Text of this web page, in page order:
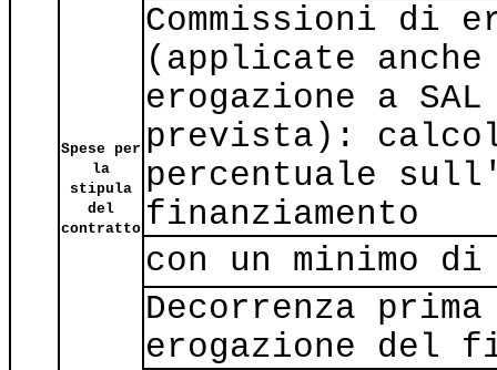
Spese per
la
stipula
del
contratto
Commissioni di
(applicate
erogazione a
prevista):
percentuale
finanziamento
con un minimo di
Decorrenza
erogazione del